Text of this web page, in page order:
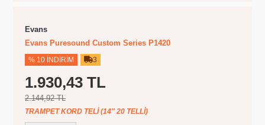
Evans
Evans Puresound Custom Series P1420
% 10 İNDIRIM 3
1.930,43 TL
2.144,92 TL
TRAMPET KORD TELI (14'' 20 TELLI)